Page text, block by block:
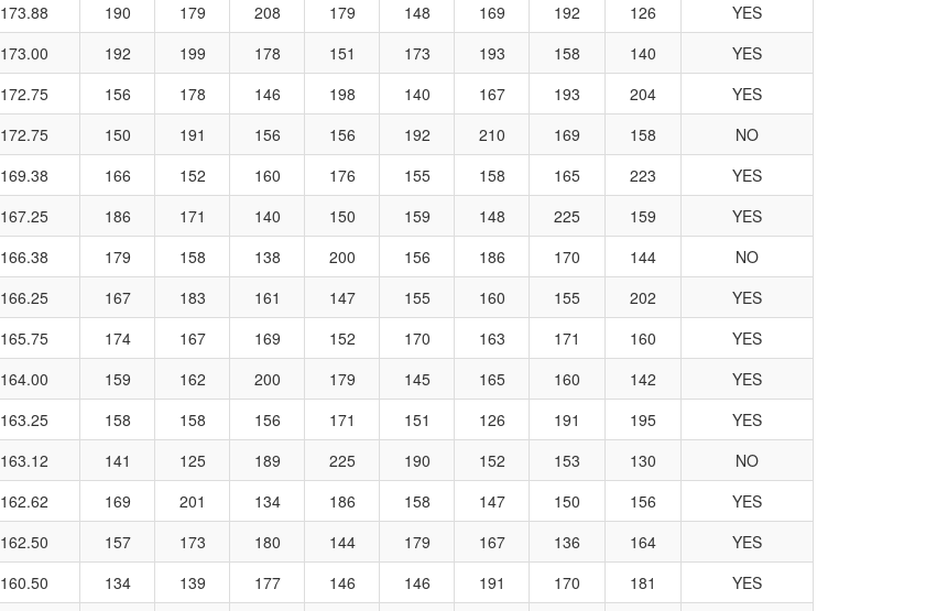
173.88 190 179 208 179 148 169 192 126
YES
173.00 192 199 178 151 173 193 158 140
YES
172.75 156 178 146 198 140 167 193 204
YES
172.75 150 191 156 156 192 210 169 158
NO
169.38 166 152 160 176 155 158 165 223
YES
167.25 186 171 140 150 159 148 225 159
YES
166.38 179 158 138 200 156 186 170 144
NO
166.25 167 183 161 147 155 160 155 202
YES
165.75 174 167 169 152 170 163 171 160
YES
164.00 159 162 200 179 145 165 160 142
YES
163.25 158 158 156 171 151 126 191 195
YES
163.12 141 125 189 225 190 152 153 130
NO
162.62 169 201 134 186 158 147 150 156
YES
162.50 157 173 180 144 179 167 136 164
YES
160.50 134 139 177 146 146 191 170 181
YES